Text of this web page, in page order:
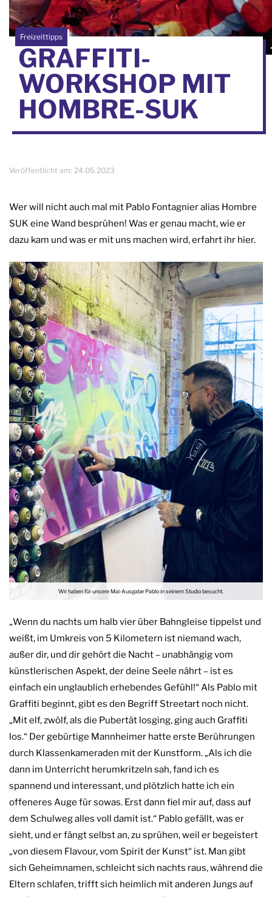
Freizeittipps
GRAFFITI-
WORKSHOP MIT
HOMBRE-SUK
Veröffentlicht am: 24.05.2023
Wer will nicht auch mal mit Pablo Fontagnier alias Hombre
SUK eine Wand besprühen! Was er genau macht, wie er
dazu kam und was er mit uns machen wird, erfahrt ihr hier.
Wir haben für unsere Mai-Ausgabe Pablo in seinem Studio besucht.
„Wenn du nachts um halb vier über Bahngleise tippelst und
weißt, im Umkreis von 5 Kilometern ist niemand wach,
außer dir, und dir gehört die Nacht – unabhängig vom
künstlerischen Aspekt, der deine Seele nährt – ist es
einfach ein unglaublich erhebendes Gefühl!“ Als Pablo mit
Graffiti beginnt, gibt es den Begriff Streetart noch nicht.
„Mit elf, zwölf, als die Pubertät losging, ging auch Graffiti
los.“ Der gebürtige Mannheimer hatte erste Berührungen
durch Klassenkameraden mit der Kunstform. „Als ich die
dann im Unterricht herumkritzeln sah, fand ich es
spannend und interessant, und plötzlich hatte ich ein
offeneres Auge für sowas. Erst dann fiel mir auf, dass auf
dem Schulweg alles voll damit ist.“ Pablo gefällt, was er
sieht, und er fängt selbst an, zu sprühen, weil er begeistert
„von diesem Flavour, vom Spirit der Kunst“ ist. Man gibt
sich Geheimnamen, schleicht sich nachts raus, während die
Eltern schlafen, trifft sich heimlich mit anderen Jungs auf